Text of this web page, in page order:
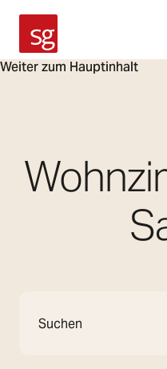
Weiter zum Hauptinhalt
SG Armaturen